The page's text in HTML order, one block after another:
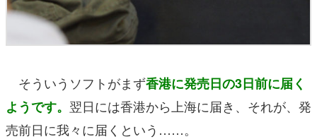
そういうソフトがまず香港に発売日の3日前に届く
ようです。 翌日には香港から上海に届き、それが、発
売前日に我々に届くという……。